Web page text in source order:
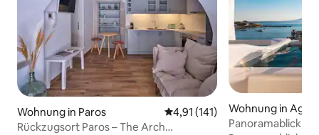
Wohnung in Paros Durchschnittliche Bewertung:
4,91 (141)
Rückzugsort Paros – The Arch
Wohnung in Agia
Panoramablick